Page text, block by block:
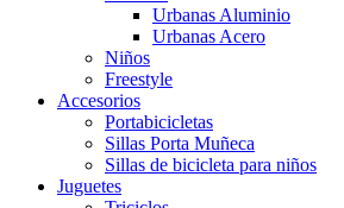
Urbanas Aluminio
Urbanas Acero
Niños
Freestyle
Accesorios
Portabicicletas
Sillas Porta Muñeca
Sillas de bicicleta para niños
Juguetes